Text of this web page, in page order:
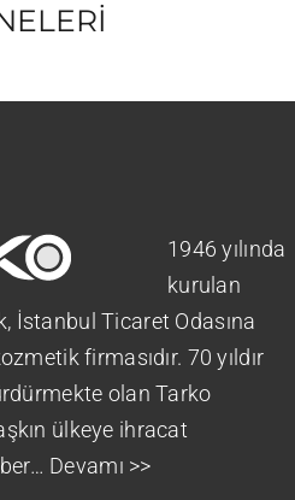
1946 yılında
kurulan
İstanbul Ticaret Odasına
firmasıdır. 70 yıldır
olan Tarko
ülkeye ihracat
Devamı >>